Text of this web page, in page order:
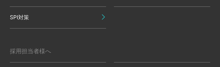
SPI対策
採用担当者様へ